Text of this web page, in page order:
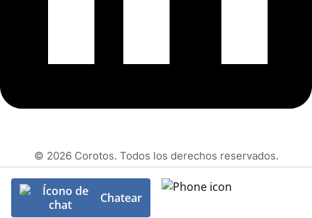
© 2026 Corotos. Todos los derechos reservados.
Chatear